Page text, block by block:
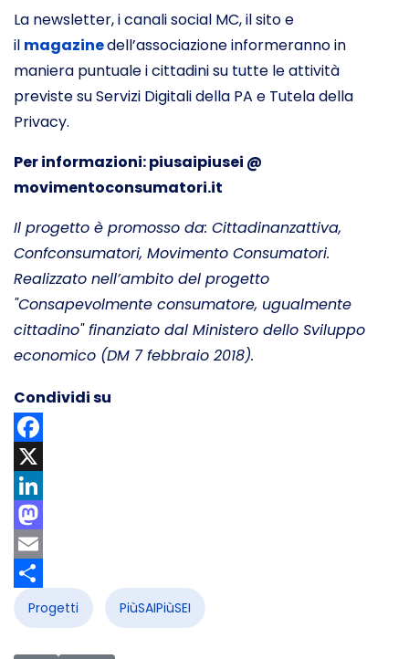
La newsletter, i canali social MC, il sito e
il magazinedell’associazione informeranno in
maniera puntuale i cittadini su tutte le attività
previste su Servizi Digitali della PA e Tutela della
Privacy.
Per informazioni: piusaipiusei @
movimentoconsumatori.it
Il progetto è promosso da: Cittadinanzattiva,
Confconsumatori, Movimento Consumatori.
Realizzato nell’ambito del progetto
"Consapevolmente consumatore, ugualmente
cittadino" finanziato dal Ministero dello Sviluppo
economico (DM 7 febbraio 2018).
Condividi su
Facebook
X
LinkedIn
Mastodon
Email
Share
Progetti PiùSAIPiùSEI